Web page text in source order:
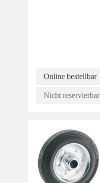
Online bestellbar
Nicht reservierbar